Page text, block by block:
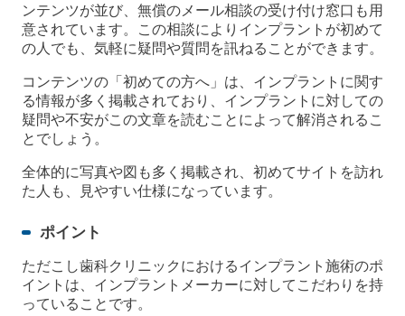
ンテンツが並び、無償のメール相談の受け付け窓口も用
意されています。この相談によりインプラントが初めて
の人でも、気軽に疑問や質問を訊ねることができます。
コンテンツの「初めての方へ」は、インプラントに関す
る情報が多く掲載されており、インプラントに対しての
疑問や不安がこの文章を読むことによって解消されるこ
とでしょう。
全体的に写真や図も多く掲載され、初めてサイトを訪れ
た人も、見やすい仕様になっています。
ポイント
ただこし歯科クリニックにおけるインプラント施術のポ
イントは、インプラントメーカーに対してこだわりを持
っていることです。